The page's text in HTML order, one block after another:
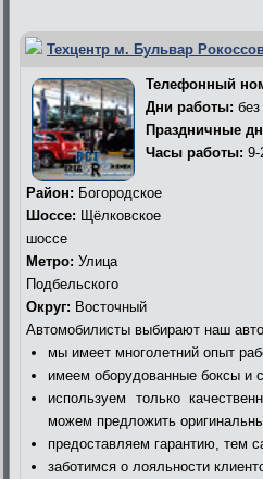
Техцентр м. Бульвар
Телефонный
Дни работы:
Праздничные
Часы работы: 9-
Район: Богородское
Шоссе: Щёлковское
шоссе
Метро: Улица
Подбельского
Округ: Восточный
Автомобилисты выбирают наш
мы имеет многолетний опыт
имеем оборудованные боксы и
используем только
можем предложить
предоставляем гарантию, тем
заботимся о лояльности